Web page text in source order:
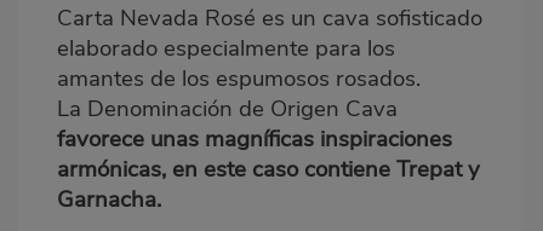
Carta Nevada Rosé es un cava sofisticado
elaborado especialmente para los
amantes de los espumosos rosados.
La Denominación de Origen Cava
favorece unas magníficas inspiraciones
armónicas, en este caso contiene Trepat y
Garnacha.